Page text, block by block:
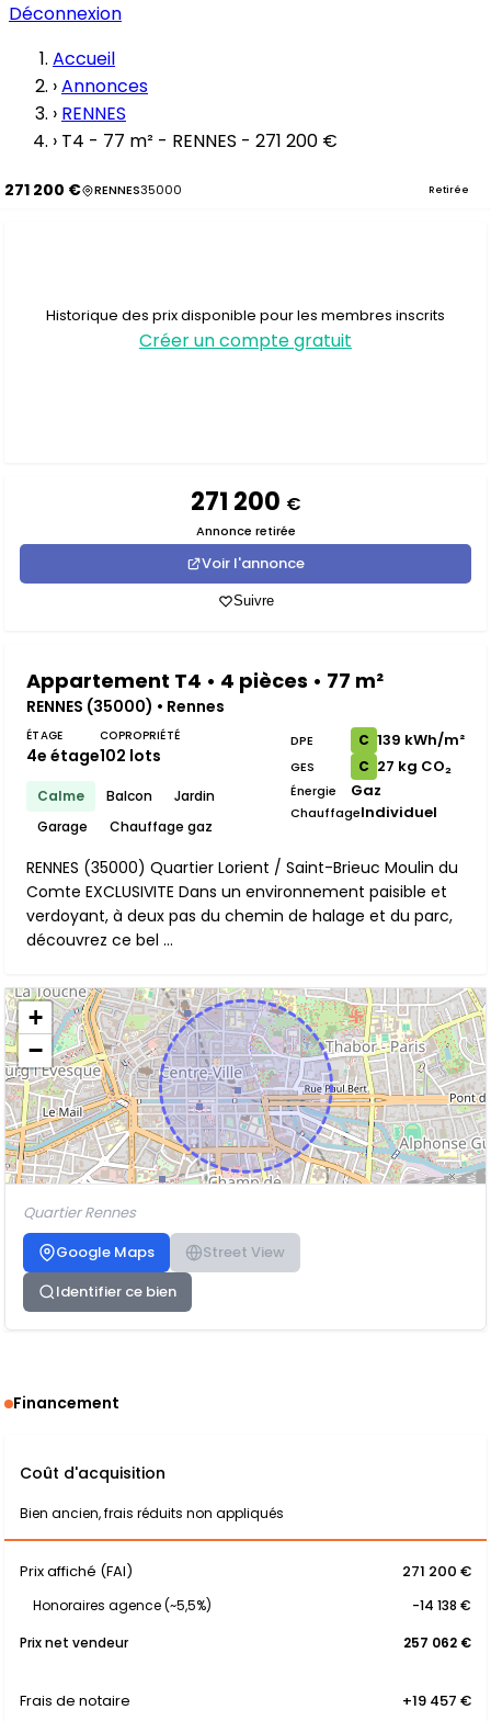
Déconnexion
Accueil
›Annonces
› RENNES
› T4 - 77 m² - RENNES - 271 200 €
271 200 € RENNES35000 Retirée
Historique des prix disponible pour les membres inscrits
Créer un compte gratuit
271 200 €
Annonce retirée
Voir l'annonce
Suivre
Appartement T4 • 4 pièces • 77 m²
RENNES (35000) • Rennes
ÉTAGE
4e étage
COPROPRIÉTÉ
102 lots
Calme Balcon
Jardin
Garage
Chauffage gaz
DPE C 139 kWh/m²
GES C 27 kg CO₂
Énergie Gaz
ChauffageIndividuel
RENNES (35000) Quartier Lorient / Saint-Brieuc Moulin du
Comte EXCLUSIVITE Dans un environnement paisible et
verdoyant, à deux pas du chemin de halage et du parc,
découvrez ce bel ...
+
−
Quartier Rennes
Google Maps
Street View
Identifier ce bien
Financement
Coût d'acquisition
Bien ancien, frais réduits non appliqués
Prix affiché (FAI) 271 200 €
Honoraires agence (~5,5%)
-14 138 €
Prix net vendeur
257 062 €
Frais de notaire +19 457 €